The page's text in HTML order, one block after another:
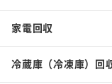
家電回収
冷蔵庫（冷凍庫）回